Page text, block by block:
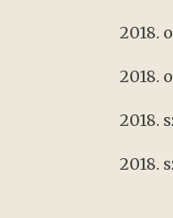
2018.
2018.
2018.
2018.